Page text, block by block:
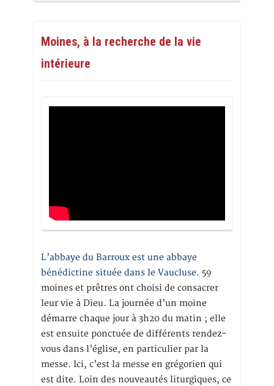
Moines, à la recherche de la vie
intérieure
L’abbaye du Barroux est une abbaye
bénédictine située dans le Vaucluse. 59
moines et prêtres ont choisi de consacrer
leur vie à Dieu. La journée d’un moine
démarre chaque jour à 3h20 du matin ; elle
est ensuite ponctuée de différents rendez-
vous dans l’église, en particulier par la
messe. Ici, c’est la messe en grégorien qui
est dite. Loin des nouveautés liturgiques, ce